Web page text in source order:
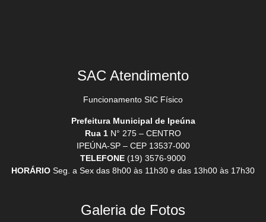
SAC Atendimento
Funcionamento SIC Físico
Prefeitura Municipal de Ipeúna
Rua 1 N° 275 – CENTRO
IPEÚNA-SP – CEP 13537-000
TELEFONE (19) 3576-9000
HORÁRIO Seg. a Sex das 8h00 às 11h30 e das 13h00 às 17h30
Galeria de Fotos